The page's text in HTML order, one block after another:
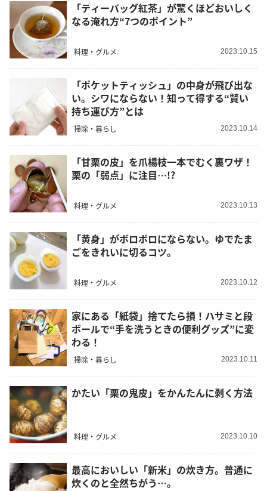
「ティーバッグ紅茶」が驚くほどおいしく
なる淹れ方“7つのポイント”
料理・グルメ 2023.10.15
「ポケットティッシュ」の中身が飛び出な
い。シワにならない！知って得する“賢い
持ち運び方”とは
掃除・暮らし 2023.10.14
「甘栗の皮」を爪楊枝一本でむく裏ワザ！
栗の「弱点」に注目…!?
料理・グルメ 2023.10.13
「黄身」がボロボロにならない。ゆでたま
ごをきれいに切るコツ。
料理・グルメ 2023.10.12
家にある「紙袋」捨てたら損！ハサミと段
ボールで“手を洗うときの便利グッズ”に変
わる！
掃除・暮らし 2023.10.11
かたい「栗の鬼皮」をかんたんに剥く方法
料理・グルメ 2023.10.10
最高においしい「新米」の炊き方。普通に
炊くのと全然ちがう…。